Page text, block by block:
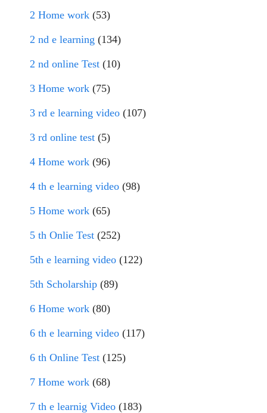
2 Home work (53)
2 nd e learning (134)
2 nd online Test (10)
3 Home work (75)
3 rd e learning video (107)
3 rd online test (5)
4 Home work (96)
4 th e learning video (98)
5 Home work (65)
5 th Onlie Test (252)
5th e learning video (122)
5th Scholarship (89)
6 Home work (80)
6 th e learning video (117)
6 th Online Test (125)
7 Home work (68)
7 th e learnig Video (183)